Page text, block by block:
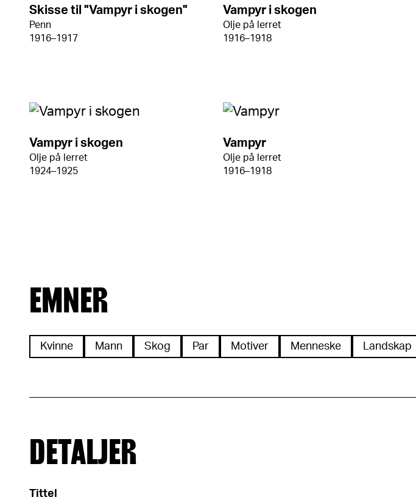
Skisse til "Vampyr i skogen"
Penn
1916–1917
Vampyr i skogen
Olje på lerret
1916–1918
Vampyr i skogen
Olje på lerret
1924–1925
Vampyr
Olje på lerret
1916–1918
EMNER
Kvinne Mann Skog Par Motiver Menneske Landskap
DETALJER
Tittel